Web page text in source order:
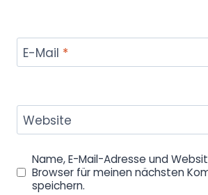
E-Mail *
Website
Name, E-Mail-Adresse und
Browser für meinen nächsten
speichern.